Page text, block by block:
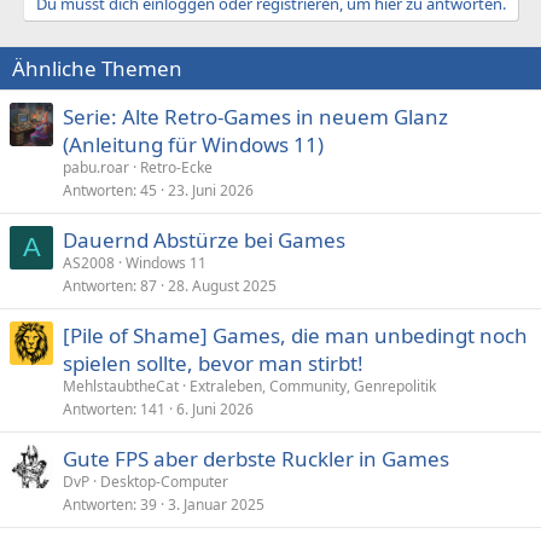
Ähnliche Themen
Serie: Alte Retro-Games in neuem Glanz
(Anleitung für Windows 11)
pabu.roar Retro-Ecke
Antworten 45 23. Juni 2026
A Dauernd Abstürze bei Games
AS2008 Windows 11
Antworten 87 28. August 2025
[Pile of Shame] Games, die man unbedingt noch
spielen sollte, bevor man stirbt!
MehlstaubtheCat Extraleben, Community, Genrepolitik
Antworten 141 6. Juni 2026
Gute FPS aber derbste Ruckler in Games
DvP Desktop-Computer
Antworten 39 3. Januar 2025